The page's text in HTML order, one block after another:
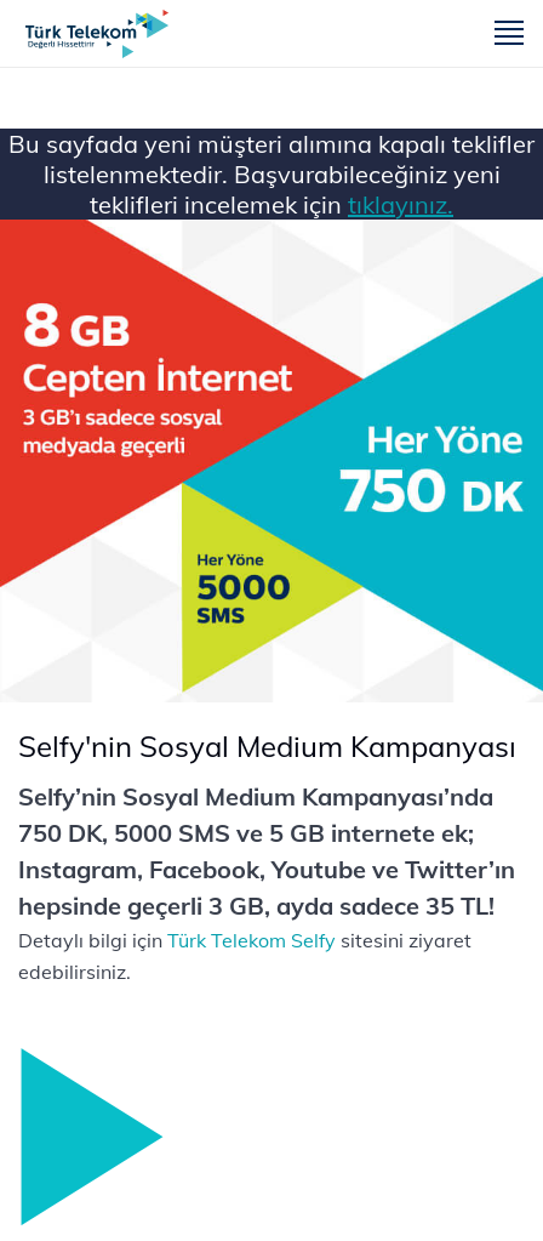
Bu sayfada yeni müşteri alımına kapalı teklifler
listelenmektedir. Başvurabileceğiniz yeni
teklifleri incelemek için tıklayınız.
Selfy'nin Sosyal Medium Kampanyası
Selfy’nin Sosyal Medium Kampanyası’nda
750 DK, 5000 SMS ve 5 GB internete ek;
Instagram, Facebook, Youtube ve Twitter’ın
hepsinde geçerli 3 GB, ayda sadece 35 TL!
Detaylı bilgi için Türk Telekom Selfy sitesini ziyaret
edebilirsiniz.